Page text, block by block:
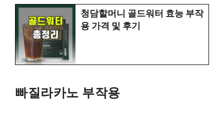
청담할머니 골드워터 효능 부작
용 가격 및 후기
빠질라카노 부작용